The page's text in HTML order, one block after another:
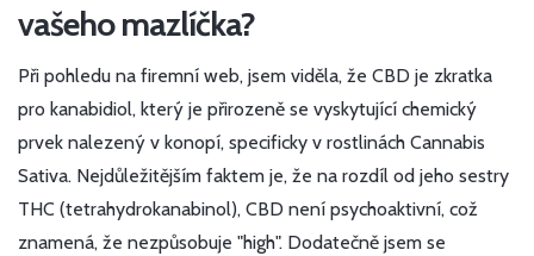
vašeho mazlíčka?
Při pohledu na firemní web, jsem viděla, že CBD je zkratka
pro kanabidiol, který je přirozeně se vyskytující chemický
prvek nalezený v konopí, specificky v rostlinách Cannabis
Sativa. Nejdůležitějším faktem je, že na rozdíl od jeho sestry
THC (tetrahydrokanabinol), CBD není psychoaktivní, což
znamená, že nezpůsobuje "high". Dodatečně jsem se